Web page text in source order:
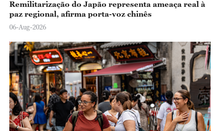
Remilitarização do Japão representa ameaça real à
paz regional, afirma porta-voz chinês
06-Aug-2026